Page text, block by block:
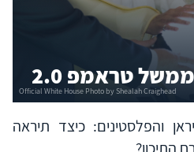
טראמפ 2.0
והפלסטינים: כיצד תיראה
התיכון?